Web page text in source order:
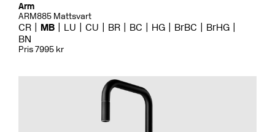
Arm
ARM885 Mattsvart
CR MB LU CU BR BC HG BrBC
BrHG
BN
Pris 7995 kr